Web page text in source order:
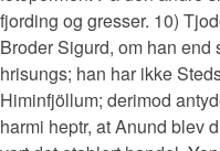
fjording og gresser. 10)
Broder Sigurd, om han
hrisungs; han har ikke
Himinfjöllum; derimod
harmi heptr, at Anund blev